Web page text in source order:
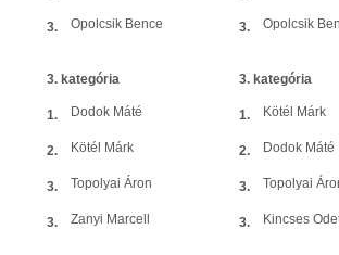
3. Opolcsik Bence
3. kategória
1. Dodok Máté
2. Kötél Márk
3. Topolyai Áron
3. Zanyi Marcell
3. Opolcsik
3. kategória
1. Kötél Márk
2. Dodok Máté
3. Topolyai
3. Kincses